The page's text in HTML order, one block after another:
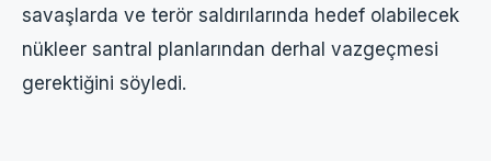
savaşlarda ve terör saldırılarında hedef olabilecek
nükleer santral planlarından derhal vazgeçmesi
gerektiğini söyledi.